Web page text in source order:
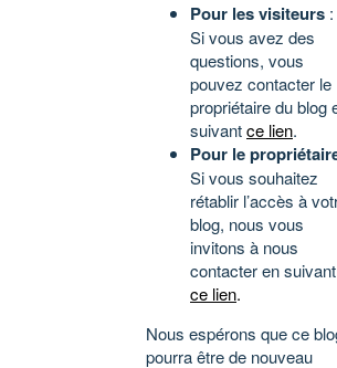
Pour les visiteurs :
Si vous avez des
questions, vous
pouvez contacter le
propriétaire du blog
suivantce lien.
Pour le
Si vous souhaitez
rétablir l’accès à
blog, nous vous
invitons à nous
contacter en suivant
ce lien.
Nous espérons que ce
pourra être de nouveau